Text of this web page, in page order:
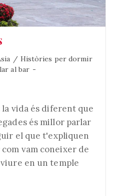
/ Històries per dormir
al bar
vida és diferent que
és millor parlar
el que t'expliquen
vam coneixer de
en un temple